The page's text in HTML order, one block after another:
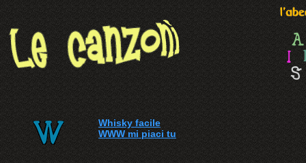
Whisky facile
WWW mi piaci tu